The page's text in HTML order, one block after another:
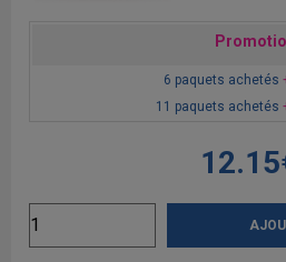
6 paquets achetés
11 paquets achetés